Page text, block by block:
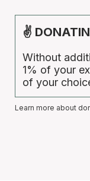
✌
Without
1% of your
of your
Learn more about